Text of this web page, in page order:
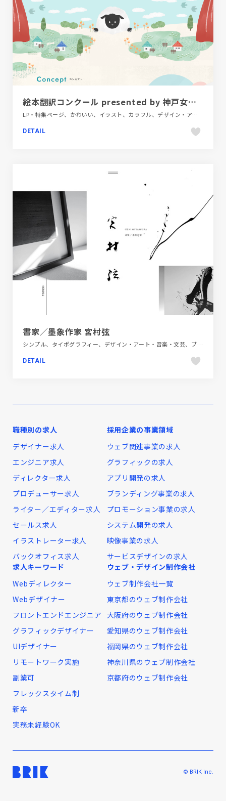
絵本翻訳コンクール presented by 神戸女学院大学 文学部英文学科
LP・特集ページ、かわいい、イラスト、カラフル、デザイン・アート・音楽・文芸、ナチュラル、ホワイト系、教育・学校
DETAIL
書家／墨象作家 宮村弦
シンプル、タイポグラフィー、デザイン・アート・音楽・文芸、ブラック系 、ホワイト系、ポートフォリオ、大きめ写真、日本テイスト
DETAIL
職種別の求人
デザイナー求人
エンジニア求人
ディレクター求人
プロデューサー求人
ライター／エディター求人
セールス求人
イラストレーター求人
バックオフィス求人
採用企業の事業領域
ウェブ関連事業の求人
グラフィックの求人
アプリ開発の求人
ブランディング事業の求人
プロモーション事業の求人
システム開発の求人
映像事業の求人
サービスデザインの求人
求人キーワード
Webディレクター
Webデザイナー
フロントエンドエンジニア
グラフィックデザイナー
UIデザイナー
リモートワーク実施
副業可
フレックスタイム制
新卒
実務未経験OK
ウェブ・デザイン制作会社
ウェブ制作会社一覧
東京都のウェブ制作会社
大阪府のウェブ制作会社
愛知県のウェブ制作会社
福岡県のウェブ制作会社
神奈川県のウェブ制作会社
京都府のウェブ制作会社
© BRIK Inc.